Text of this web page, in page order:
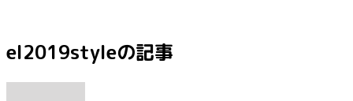
el2019styleの記事